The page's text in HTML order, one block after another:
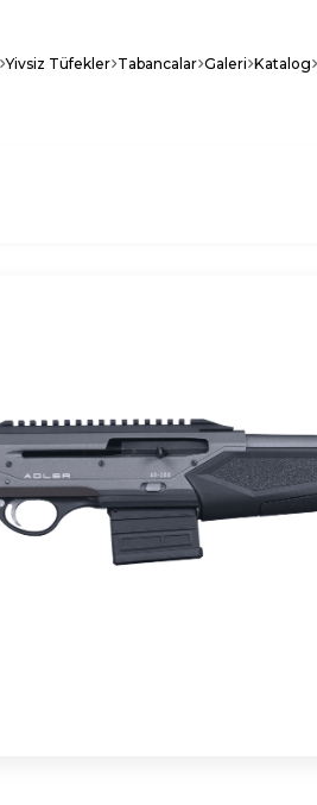
Yivsiz Tüfekler Tabancalar Galeri Katalog